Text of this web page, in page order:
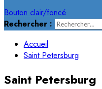
Bouton clair/foncé
Rechercher :
Accueil
Saint Petersburg
Saint Petersburg